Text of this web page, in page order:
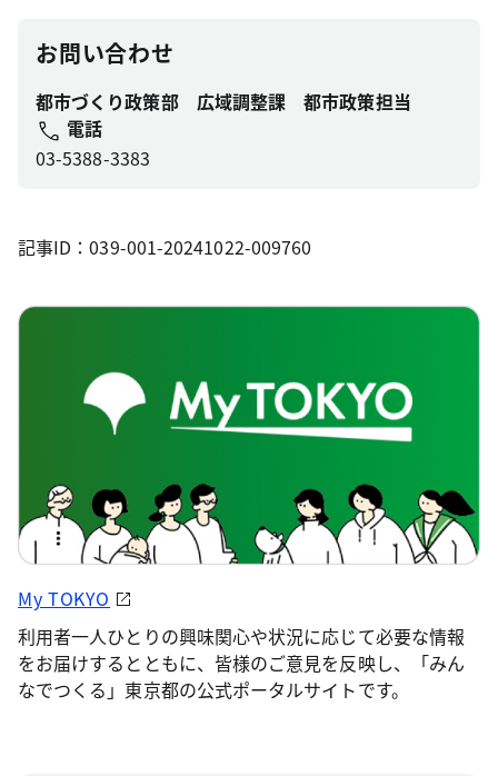
お問い合わせ
都市づくり政策部 広域調整課 都市政策担当
電話
03-5388-3383
記事ID：039-001-20241022-009760
My TOKYO
利用者一人ひとりの興味関心や状況に応じて必要な情報
をお届けするとともに、皆様のご意見を反映し、「みん
なでつくる」東京都の公式ポータルサイトです。